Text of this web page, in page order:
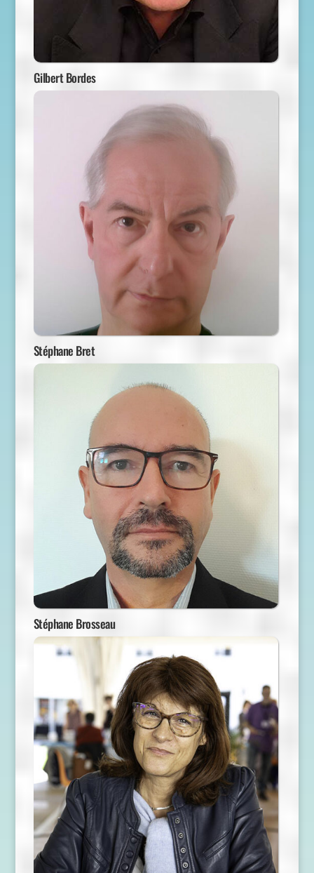
Gilbert Bordes
Stéphane Bret
Stéphane Brosseau